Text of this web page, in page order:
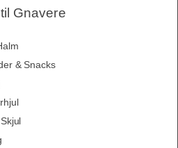
Gnavere
& Snacks